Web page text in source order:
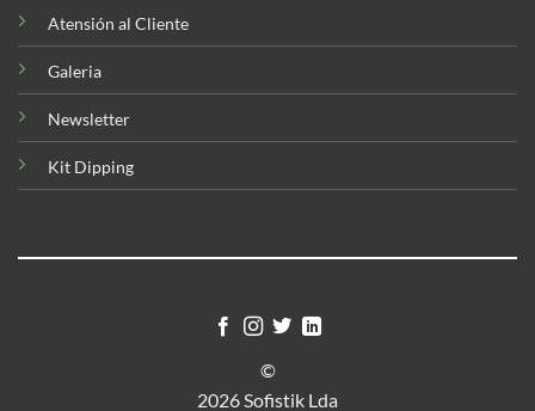
Atensión al Cliente
Galeria
Newsletter
Kit Dipping
©
2026 Sofistik Lda